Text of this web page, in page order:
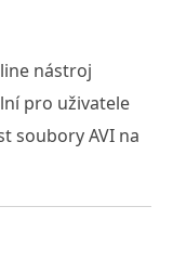
nástroj
pro uživatele
soubory AVI na